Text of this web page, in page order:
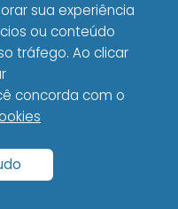
de clientes
permitindo que
reais de
confiança e
marca.
desafios ou
sua experiência
ou conteúdo
tráfego. Ao clicar
com o